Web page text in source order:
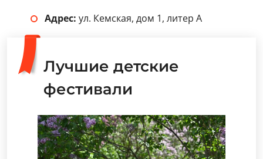
Адрес: ул. Кемская, дом 1, литер А
Лучшие детские
фестивали